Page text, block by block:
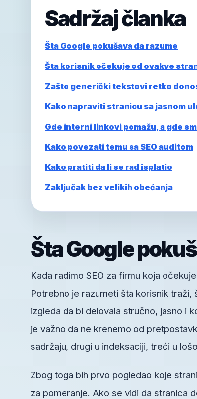
Sadržaj članka
Šta Google pokušava da razume
Šta korisnik očekuje od ovakve
Zašto generički tekstovi retko
Kako napraviti stranicu sa jasnom
Gde interni linkovi pomažu, a gde
Kako povezati temu sa SEO auditom
Kako pratiti da li se rad isplatio
Zaključak bez velikih obećanja
Šta Google
Kada radimo SEO za firmu koja
Potrebno je razumeti šta korisnik
izgleda da bi delovala stručno, jasno i
je važno da ne krenemo od
sadržaju, drugi u indeksaciji, treći u
Zbog toga bih prvo pogledao koje
za pomeranje. Ako se vidi da stranica